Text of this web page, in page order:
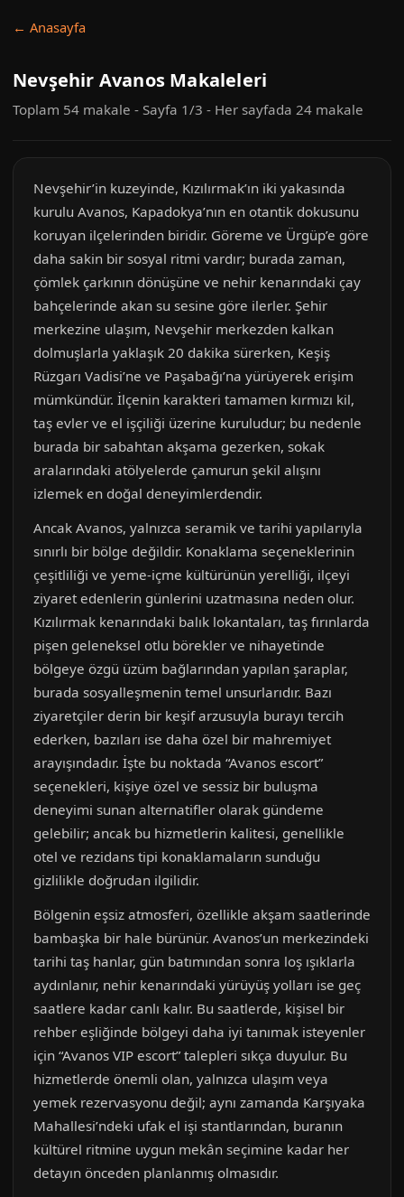
← Anasayfa
Nevşehir Avanos Makaleleri
Toplam 54 makale - Sayfa 1/3 - Her sayfada 24 makale
Nevşehir’in kuzeyinde, Kızılırmak’ın iki yakasında
kurulu Avanos, Kapadokya’nın en otantik dokusunu
koruyan ilçelerinden biridir. Göreme ve Ürgüp’e göre
daha sakin bir sosyal ritmi vardır; burada zaman,
çömlek çarkının dönüşüne ve nehir kenarındaki çay
bahçelerinde akan su sesine göre ilerler. Şehir
merkezine ulaşım, Nevşehir merkezden kalkan
dolmuşlarla yaklaşık 20 dakika sürerken, Keşiş
Rüzgarı Vadisi’ne ve Paşabağı’na yürüyerek erişim
mümkündür. İlçenin karakteri tamamen kırmızı kil,
taş evler ve el işçiliği üzerine kuruludur; bu nedenle
burada bir sabahtan akşama gezerken, sokak
aralarındaki atölyelerde çamurun şekil alışını
izlemek en doğal deneyimlerdendir.
Ancak Avanos, yalnızca seramik ve tarihi yapılarıyla
sınırlı bir bölge değildir. Konaklama seçeneklerinin
çeşitliliği ve yeme-içme kültürünün yerelliği, ilçeyi
ziyaret edenlerin günlerini uzatmasına neden olur.
Kızılırmak kenarındaki balık lokantaları, taş fırınlarda
pişen geleneksel otlu börekler ve nihayetinde
bölgeye özgü üzüm bağlarından yapılan şaraplar,
burada sosyalleşmenin temel unsurlarıdır. Bazı
ziyaretçiler derin bir keşif arzusuyla burayı tercih
ederken, bazıları ise daha özel bir mahremiyet
arayışındadır. İşte bu noktada “Avanos escort”
seçenekleri, kişiye özel ve sessiz bir buluşma
deneyimi sunan alternatifler olarak gündeme
gelebilir; ancak bu hizmetlerin kalitesi, genellikle
otel ve rezidans tipi konaklamaların sunduğu
gizlilikle doğrudan ilgilidir.
Bölgenin eşsiz atmosferi, özellikle akşam saatlerinde
bambaşka bir hale bürünür. Avanos’un merkezindeki
tarihi taş hanlar, gün batımından sonra loş ışıklarla
aydınlanır, nehir kenarındaki yürüyüş yolları ise geç
saatlere kadar canlı kalır. Bu saatlerde, kişisel bir
rehber eşliğinde bölgeyi daha iyi tanımak isteyenler
için “Avanos VIP escort” talepleri sıkça duyulur. Bu
hizmetlerde önemli olan, yalnızca ulaşım veya
yemek rezervasyonu değil; aynı zamanda Karşıyaka
Mahallesi’ndeki ufak el işi stantlarından, buranın
kültürel ritmine uygun mekân seçimine kadar her
detayın önceden planlanmış olmasıdır.